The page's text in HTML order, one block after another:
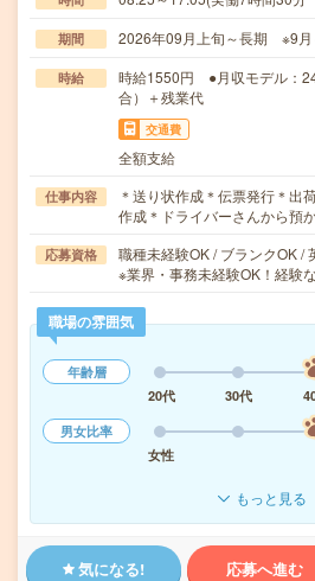
期間 2026年09月上旬～長期 ※9月
時給
時給1550円 ●月収モデル：
合）＋残業代
交通費
全額支給
仕事内容
＊送り状作成＊伝票発行＊出
作成＊ドライバーさんから預
応募資格
職種未経験OK / ブランクOK /
※業界・事務未経験OK！経験
職場の雰囲気
年齢層
20代
30代
男女比率
女性
もっと見る
気になる! 応募へ進む